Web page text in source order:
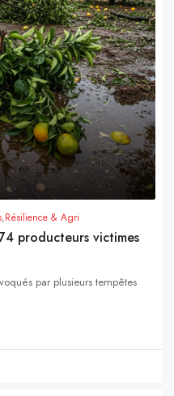
,Résilience & Agri
producteurs victimes
par plusieurs tempêtes